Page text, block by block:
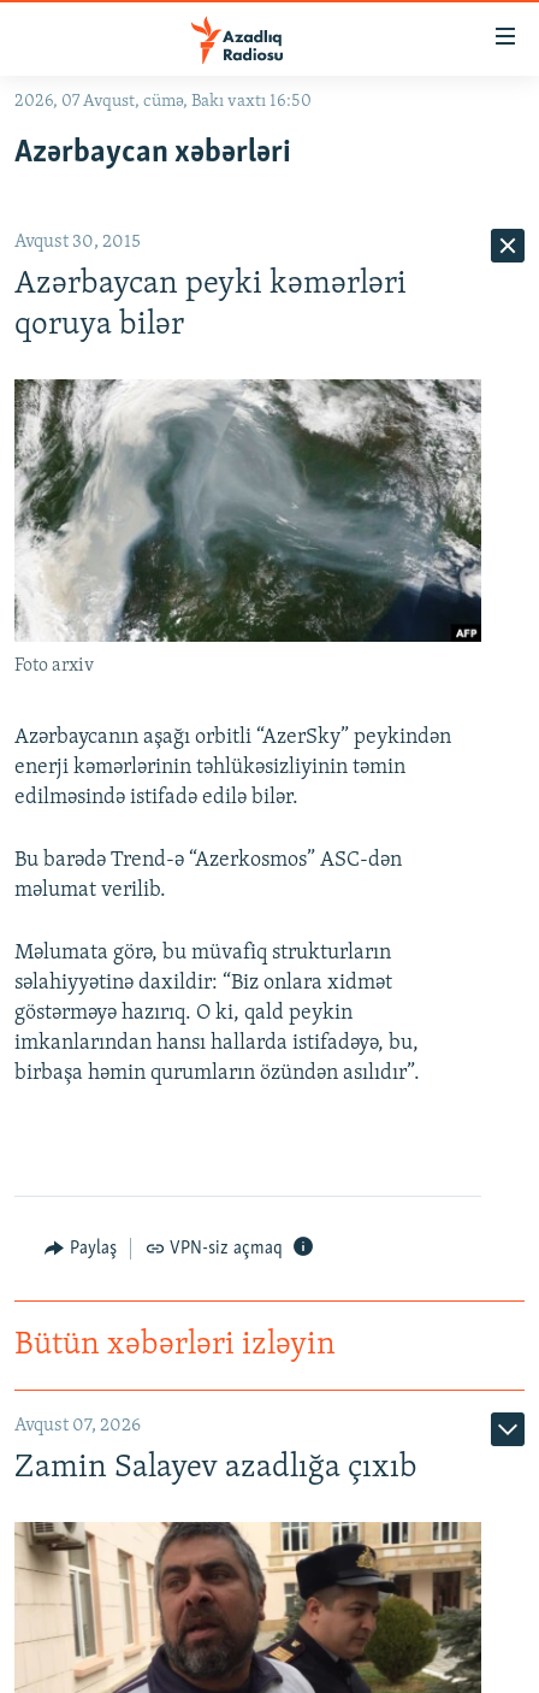
Əsas
qayıt
qayıt
Axtarışa
#ƏSLINDƏ
FƏRQƏ BAX
QANUNI DOĞRU
ARAŞDIRMA
MULTIMEDIA
VIDEO
FOTOQALEREYA
İNFOQRAFIKA
KARIKATURA
RADIO ARXIV
OXU ZALI
AZƏRBAYCAN ƏDƏBIYYATI KITABXANASI
İSLAM VƏ DEMOKRATIYA
HAQQIMIZDA
MISSIYAMIZ
PEŞƏ ETIKASI VƏ JURNALISTIKA STANDARTLARIMIZ
BIZIMLƏ ƏLAQƏ
XƏBƏR BÜLLETENLƏRIMIZ
BIZI IZLƏ
2026, 07 Avqust, cümə, Bakı vaxtı 16:50
Azərbaycan xəbərləri
Avqust 30, 2015
Azərbaycan peyki kəmərləri
qoruya bilər
Foto arxiv
Azərbaycanın aşağı orbitli “AzerSky” peykindən
enerji kəmərlərinin təhlükəsizliyinin təmin
edilməsində istifadə edilə bilər.
Bu barədə Trend-ə “Azerkosmos” ASC-dən
məlumat verilib.
Məlumata görə, bu müvafiq strukturların
səlahiyyətinə daxildir: “Biz onlara xidmət
göstərməyə hazırıq. O ki, qald peykin
imkanlarından hansı hallarda istifadəyə, bu,
birbaşa həmin qurumların özündən asılıdır”.
Paylaş VPN-siz açmaq
Bütün xəbərləri izləyin
Avqust 07, 2026
Zamin Salayev azadlığa çıxıb